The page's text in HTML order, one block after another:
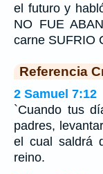
el futuro y
NO FUE
carne SUFRIO
Referencia
2 Samuel 7:12
`Cuando tus
padres,
el cual saldrá
reino.